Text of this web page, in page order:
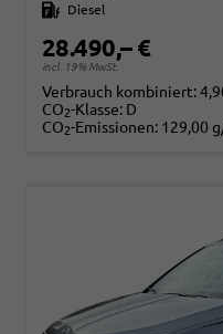
Kraftstoff
Diesel
28.490,– €
incl. 19% MwSt.
Verbrauch kombiniert:
CO2-Klasse: D
CO2-Emissionen: 129,00